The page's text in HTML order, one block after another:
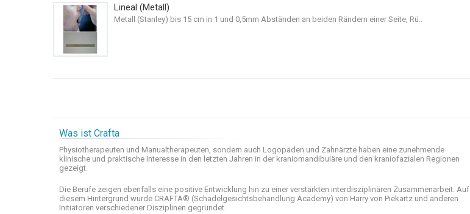
Lineal (Metall)
Metall (Stanley) bis 15 cm in 1 und 0,5mm Abständen an beiden Rändern einer Seite, Rü..
Was ist Crafta
Physiotherapeuten und Manualtherapeuten, sondern auch Logopäden und Zahnärzte haben eine zunehmende
klinische und praktische Interesse in den letzten Jahren in der kraniomandibuläre und den kraniofazialen Regionen
gezeigt.
Die Berufe zeigen ebenfalls eine positive Entwicklung hin zu einer verstärkten interdisziplinären Zusammenarbeit. Auf
diesem Hintergrund wurde CRAFTA® (Schädelgesichtsbehandlung Academy) von Harry von Piekartz und anderen
Initiatoren verschiedener Disziplinen gegründet.